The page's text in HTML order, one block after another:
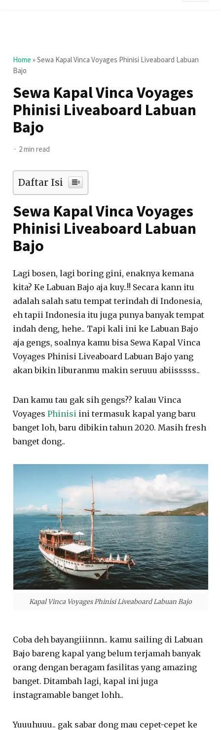
Home »Sewa Kapal Vinca Voyages Phinisi Liveaboard Labuan
Bajo
Sewa Kapal Vinca Voyages
Phinisi Liveaboard Labuan
Bajo
2 min read
Daftar Isi
Sewa Kapal Vinca Voyages
Phinisi Liveaboard Labuan
Bajo
Lagi bosen, lagi boring gini, enaknya kemana
kita? Ke Labuan Bajo aja kuy..!! Secara kann itu
adalah salah satu tempat terindah di Indonesia,
eh tapii Indonesia itu juga punya banyak tempat
indah deng, hehe.. Tapi kali ini ke Labuan Bajo
aja gengs, soalnya kamu bisa Sewa Kapal Vinca
Voyages Phinisi Liveaboard Labuan Bajo yang
akan bikin liburanmu makin seruuu abiisssss..
Dan kamu tau gak sih gengs?? kalau Vinca
VoyagesPhinisi ini termasuk kapal yang baru
banget loh, baru dibikin tahun 2020. Masih fresh
banget dong..
Kapal Vinca Voyages Phinisi Liveaboard Labuan Bajo
Coba deh bayangiiinnn.. kamu sailing di Labuan
Bajo bareng kapal yang belum terjamah banyak
orang dengan beragam fasilitas yang amazing
banget. Ditambah lagi, kapal ini juga
instagramable banget lohh..
Yuuuhuuu.. gak sabar dong mau cepet-cepet ke